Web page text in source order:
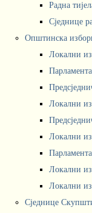
Радна
Сједнице
Општинска
Локални
Локални
Локални
Локални
Локални
Сједнице